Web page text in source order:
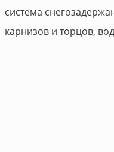
система
карнизов и торцов,